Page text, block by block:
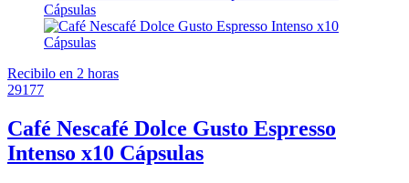
Recibilo en 2 horas
29177
Café Nescafé Dolce Gusto Espresso
Intenso x10 Cápsulas